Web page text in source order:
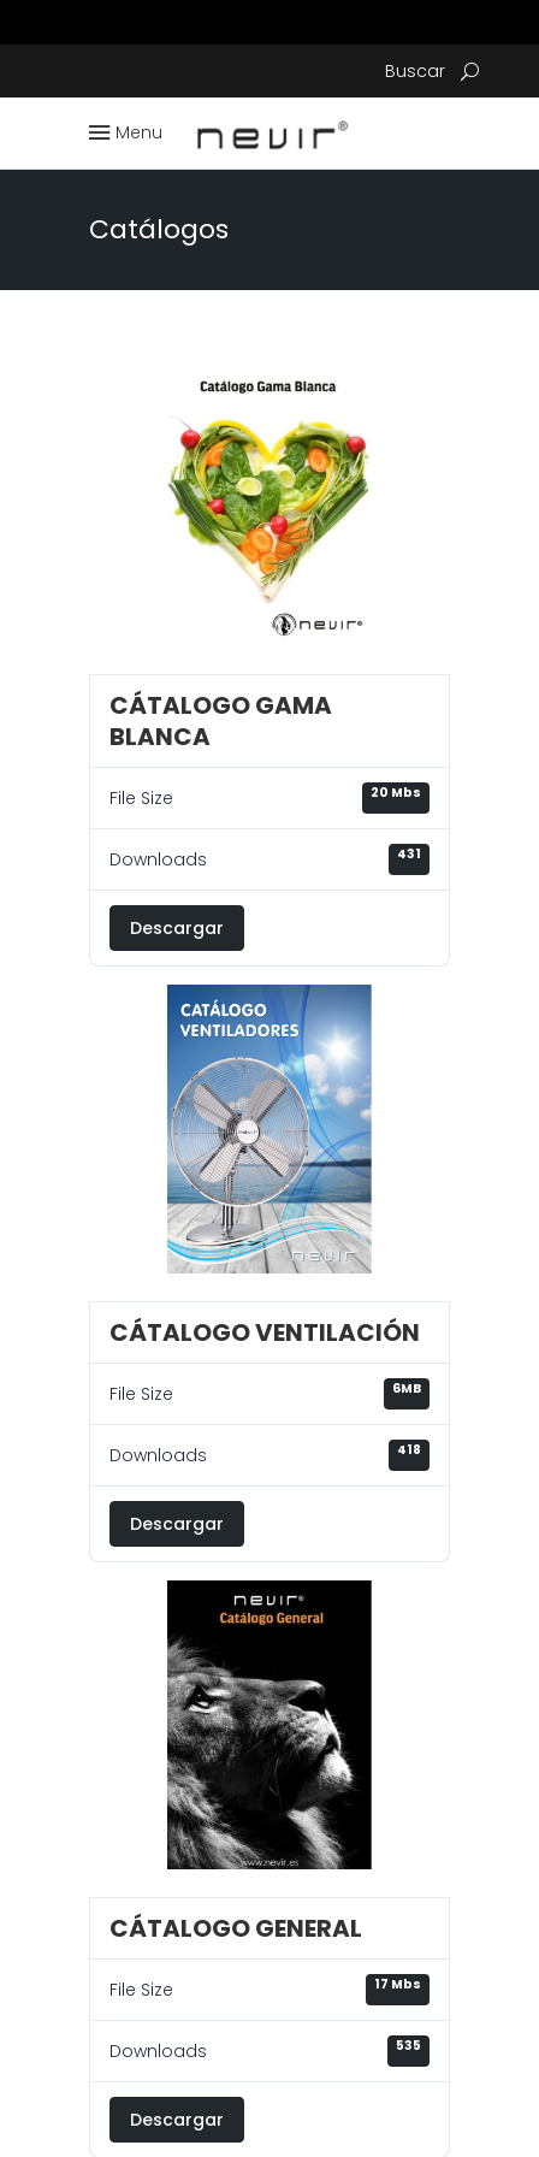
Buscar
Menu
Catálogos
CÁTALOGO GAMA
BLANCA
File Size 20 Mbs
Downloads 431
Descargar
CÁTALOGO VENTILACIÓN
File Size 6MB
Downloads 418
Descargar
CÁTALOGO GENERAL
File Size 17 Mbs
Downloads 535
Descargar